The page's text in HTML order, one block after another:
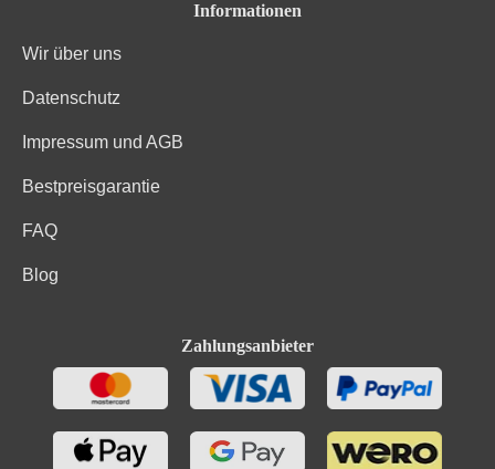
Kohlenhydrate
Kohlenhydrate davon Zucker
Zutaten
geringfügige Mengen von Fett, gesättigten Fettsäuren,
Informationen
Wir über uns
Datenschutz
Impressum und AGB
Bestpreisgarantie
FAQ
Blog
Zahlungsanbieter